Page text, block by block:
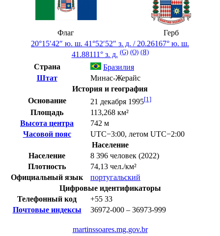
Флаг
Герб
20°15′42″ ю. ш. 41°52′52″ з. д. / 20.26167° ю. ш.
41.88111° з. д. (G) (O) (Я)
Страна
Бразилия
Штат
Минас-Жерайс
История и география
Основание
21 декабря 1995[1]
Площадь
113,268 км²
Высота центра
742 м
Часовой пояс
UTC−3:00, летом UTC−2:00
Население
Население
8 396 человек (2022)
Плотность
74,13 чел./км²
Официальный язык
португальский
Цифровые идентификаторы
Телефонный код
+55 33
Почтовые индексы
36972-000 – 36973-999
martinssoares.mg.gov.br